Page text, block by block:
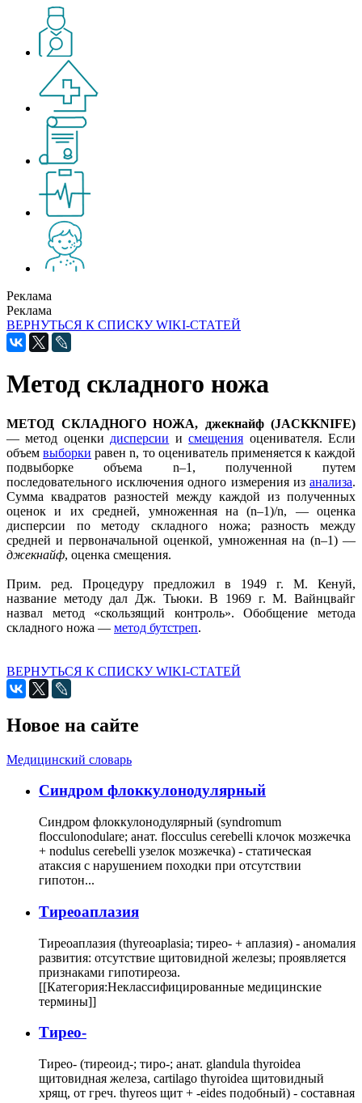
Реклама
Реклама
ВЕРНУТЬСЯ К СПИСКУ WIKI-СТАТЕЙ
Метод складного ножа
МЕТОД СКЛАДНОГО НОЖА, джекнайф (JACKKNIFE)
— метод оценки дисперсии исмещения оценивателя. Если
объемвыборки равен n, то оцениватель применяется к каждой
подвыборке объема n–1, полученной путем
последовательного исключения одного измерения из анализа.
Сумма квадратов разностей между каждой из полученных
оценок и их средней, умноженная на (n–1)/n, — оценка
дисперсии по методу складного ножа; разность между
средней и первоначальной оценкой, умноженная на (n–1) —
джекнайф, оценка смещения.
Прим. ред. Процедуру предложил в 1949 г. М. Кенуй,
название методу дал Дж. Тьюки. В 1969 г. М. Вайнцвайг
назвал метод «скользящий контроль». Обобщение метода
складного ножа — метод бутстреп.
ВЕРНУТЬСЯ К СПИСКУ WIKI-СТАТЕЙ
Новое на сайте
Медицинский словарь
Cиндром флоккулонодулярный
Синдром флоккулонодулярный (syndromum
flocculonodulare; анат. flocculus cerebelli клочок мозжечка
+ nodulus cerebelli узелок мозжечка) - статическая
атаксия с нарушением походки при отсутствии
гипотон...
Тиреоаплазия
Тиреоаплазия (thyreoaplasia; тирео- + аплазия) - аномалия
развития: отсутствие щитовидной железы; проявляется
признаками гипотиреоза.
[[Категория:Неклассифицированные медицинские
термины]]
Тирео-
Тирео- (тиреоид-; тиро-; анат. glandula thyroidea
щитовидная железа, cartilago thyroidea щитовидный
хрящ, от греч. thyreos щит + -eides подобный) - составная